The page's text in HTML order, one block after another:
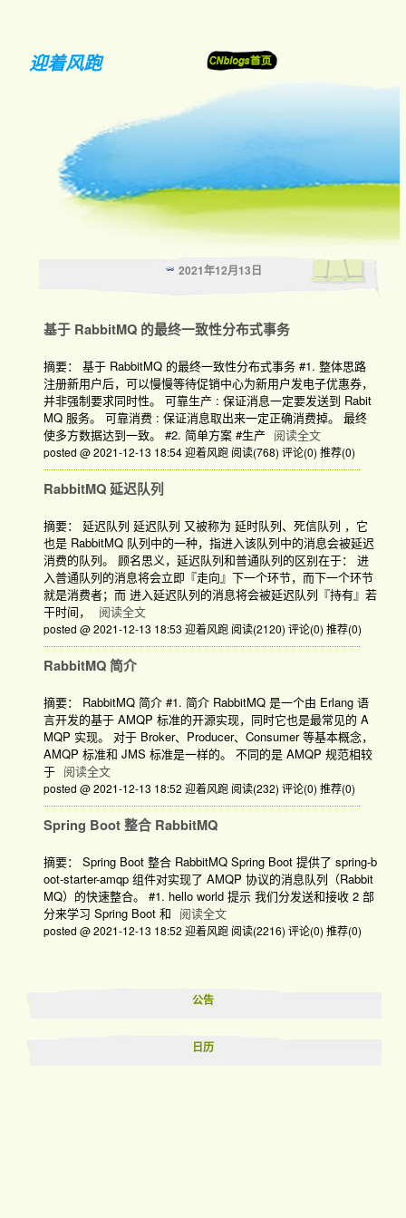
迎着风跑
公告
日历
2021年12月13日
基于 RabbitMQ 的最终一致性分布式事务
摘要： 基于 RabbitMQ 的最终一致性分布式事务 #1. 整体思路
注册新用户后，可以慢慢等待促销中心为新用户发电子优惠券，
并非强制要求同时性。 可靠生产 : 保证消息一定要发送到 Rabit
MQ 服务。 可靠消费 : 保证消息取出来一定正确消费掉。 最终
使多方数据达到一致。 #2. 简单方案 #生产 阅读全文
posted @ 2021-12-13 18:54 迎着风跑 阅读(768) 评论(0) 推荐(0)
RabbitMQ 延迟队列
摘要： 延迟队列 延迟队列 又被称为 延时队列、死信队列 ，它
也是 RabbitMQ 队列中的一种，指进入该队列中的消息会被延迟
消费的队列。 顾名思义，延迟队列和普通队列的区别在于： 进
入普通队列的消息将会立即『走向』下一个环节，而下一个环节
就是消费者；而 进入延迟队列的消息将会被延迟队列『持有』若
干时间，
阅读全文
posted @ 2021-12-13 18:53 迎着风跑 阅读(2120) 评论(0) 推荐(0)
RabbitMQ 简介
摘要： RabbitMQ 简介 #1. 简介 RabbitMQ 是一个由 Erlang 语
言开发的基于 AMQP 标准的开源实现，同时它也是最常见的 A
MQP 实现。 对于 Broker、Producer、Consumer 等基本概念，
AMQP 标准和 JMS 标准是一样的。 不同的是 AMQP 规范相较
于 阅读全文
posted @ 2021-12-13 18:52 迎着风跑 阅读(232) 评论(0) 推荐(0)
Spring Boot 整合 RabbitMQ
摘要： Spring Boot 整合 RabbitMQ Spring Boot 提供了 spring-b
oot-starter-amqp 组件对实现了 AMQP 协议的消息队列（Rabbit
MQ）的快速整合。 #1. hello world 提示 我们分发送和接收 2 部
分来学习 Spring Boot 和 阅读全文
posted @ 2021-12-13 18:52 迎着风跑 阅读(2216) 评论(0) 推荐(0)